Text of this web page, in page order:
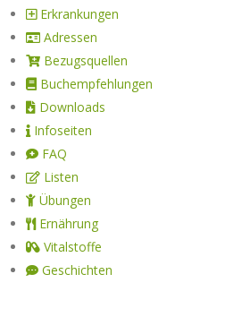
Erkrankungen
Adressen
Bezugsquellen
Buchempfehlungen
Downloads
Infoseiten
FAQ
Listen
Übungen
Ernährung
Vitalstoffe
Geschichten